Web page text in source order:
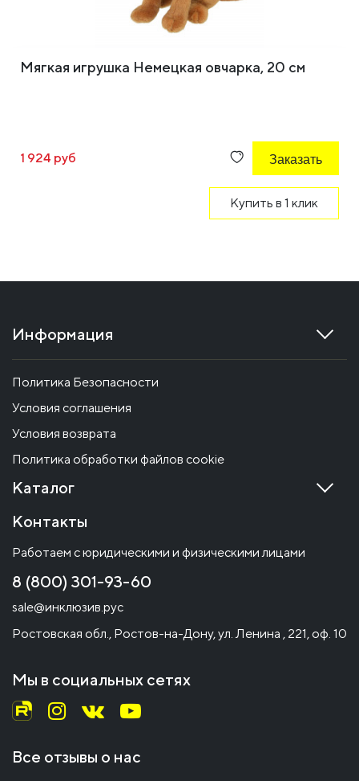
Мягкая игрушка Немецкая овчарка, 20 см
1 924 руб Заказать
Купить в 1 клик
Информация
Политика Безопасности
Условия соглашения
Условия возврата
Политика обработки файлов cookie
Каталог
Контакты
Работаем с юридическими и физическими лицами
8 (800) 301-93-60
sale@инклюзив.рус
Ростовская обл., Ростов-на-Дону, ул. Ленина , 221, оф. 10
Мы в социальных сетях
Все отзывы о нас